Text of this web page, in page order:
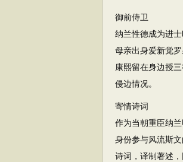
御前侍卫
纳兰性德成为进
母亲出身爱新觉
康熙留在身边授
侵边情况。
寄情诗词
作为当朝重臣纳
身份参与风流斯
诗词，译制著述